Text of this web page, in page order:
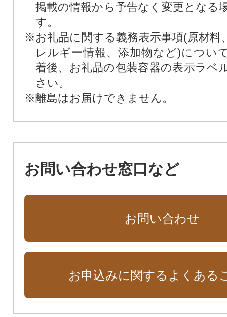
掲載の情報から予告なく変更となる
す。
※お礼品に関する義務表示事項(原材料
レルギー情報、添加物など)につい
着後、お礼品の包装容器の表示ラベ
さい。
※離島はお届けできません。
お問い合わせ窓口など
お問い合わせ
お申込みに関するよくある